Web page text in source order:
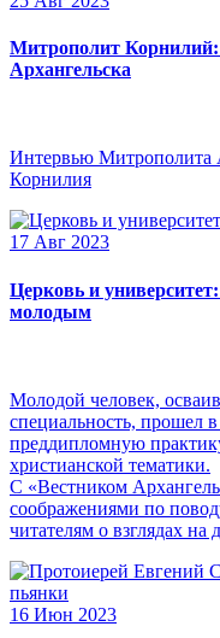
Митрополит Корнилий:
Архангельска
Интервью Митрополита
Корнилия
17 Авг 2023
Церковь и
молодым
Молодой человек,
специальность, прошел
преддипломную
христианской тематики.
С «Вестником
соображениями по
читателям о взглядах
16 Июн 2023